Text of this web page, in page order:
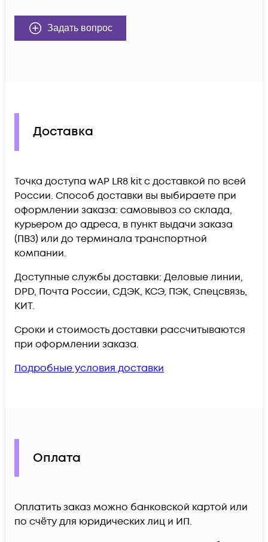
Задать вопрос
Доставка
Точка доступа wAP LR8 kit c доставкой по всей
России. Способ доставки вы выбираете при
оформлении заказа: самовывоз со склада,
курьером до адреса, в пункт выдачи заказа
(ПВЗ) или до терминала транспортной
компании.
Доступные службы доставки: Деловые линии,
DPD, Почта России, СДЭК, КСЭ, ПЭК, Спецсвязь,
КИТ.
Сроки и стоимость доставки рассчитываются
при оформлении заказа.
Подробные условия доставки
Оплата
Оплатить заказ можно банковской картой или
по счёту для юридических лиц и ИП.